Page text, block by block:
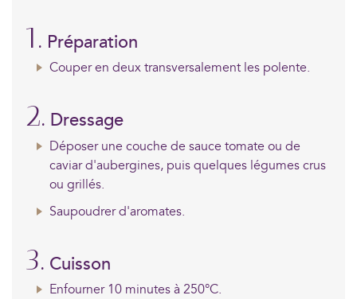
1. Préparation
Couper en deux transversalement les polente.
2. Dressage
Déposer une couche de sauce tomate ou de
caviar d'aubergines, puis quelques légumes crus
ou grillés.
Saupoudrer d'aromates.
3. Cuisson
Enfourner 10 minutes à 250°C.